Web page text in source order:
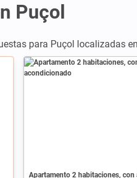
Puçol
para Puçol localizadas en